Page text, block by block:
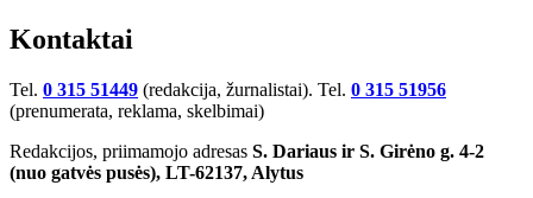
Kontaktai
Tel. 0 315 51449 (redakcija, žurnalistai). Tel. 0 315 51956
(prenumerata, reklama, skelbimai)
Redakcijos, priimamojo adresas S. Dariaus ir S. Girėno g. 4-2
(nuo gatvės pusės), LT-62137, Alytus